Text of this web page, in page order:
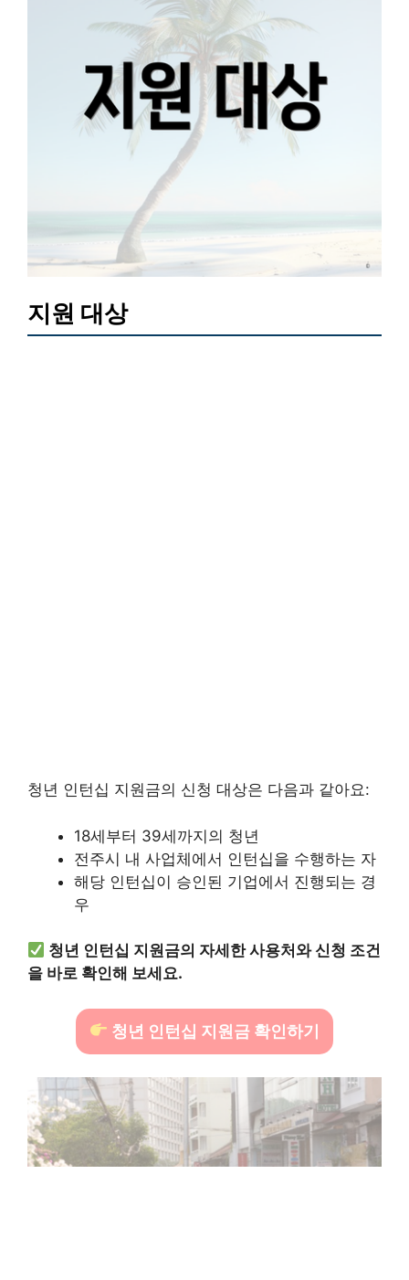
지원 대상
청년 인턴십 지원금의 신청 대상은 다음과 같아요:
18세부터 39세까지의 청년
전주시 내 사업체에서 인턴십을 수행하는 자
해당 인턴십이 승인된 기업에서 진행되는 경
우
청년 인턴십 지원금의 자세한 사용처와 신청 조건
을 바로 확인해 보세요.
청년 인턴십 지원금 확인하기